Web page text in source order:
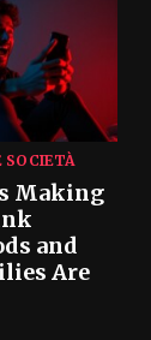
SOCIETÀ
Making
and
Are